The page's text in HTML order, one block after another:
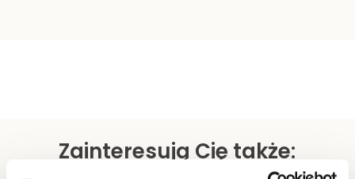
Zainteresują Cię także: